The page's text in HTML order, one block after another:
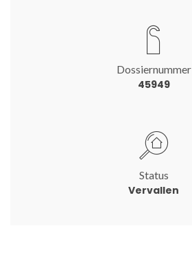
Dossiernummer
45949
Status
Vervallen